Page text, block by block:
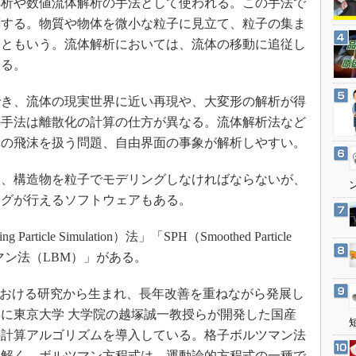
産業オープンネット展
3Dプリンタ
デジタルツインとCAE
S＆OP
イノベーション
製造業ビッグデータ
植物工場
知財マネジメント
グローバル設計・開発
新型コロナへの対応
や数値流体解析の手法として使われる。この手法で
る。物質や物体を微小な粒子に見立て、粒子の集ま
もいう。流体解析においては、流体の移動に追従し
。
流体の現実世界に近い再現や、大変形の解析が得
法は離散化の計算の仕方が異なる。流体解析法など
飛沫を扱う問題、自由界面の事象が解析しやすい。
造物を粒子でモデリングしなければならないが、
が行えるソフトウェアもある。
Simulation）法」「SPH（Smoothed Particle
法（LBM）」がある。
る研究から生まれ、長年改善を重ねながら発展し
東京大学 大学院の越塚誠一教授らが開発した国産
算アルゴリズムを導入している。格子ボルツマン法